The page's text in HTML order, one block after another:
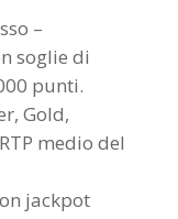
–
soglie di
punti.
Gold,
medio del
jackpot